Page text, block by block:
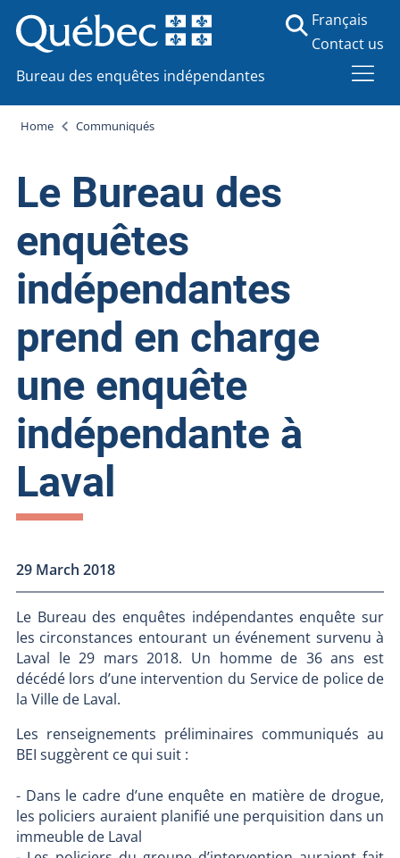
Bureau des enquêtes indépendantes
Français
Contact us
Home Communiqués
Le Bureau des
enquêtes
indépendantes
prend en charge
une enquête
indépendante à
Laval
29 March 2018
Le Bureau des enquêtes indépendantes enquête sur
les circonstances entourant un événement survenu à
Laval le 29 mars 2018. Un homme de 36 ans est
décédé lors d’une intervention du Service de police de
la Ville de Laval.
Les renseignements préliminaires communiqués au
BEI suggèrent ce qui suit :
- Dans le cadre d’une enquête en matière de drogue,
les policiers auraient planifié une perquisition dans un
immeuble de Laval